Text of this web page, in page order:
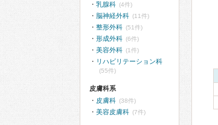
乳腺科 (4件)
脳神経外科 (11件)
整形外科 (51件)
形成外科 (6件)
美容外科 (1件)
リハビリテーション科
(55件)
皮膚科系
皮膚科 (38件)
美容皮膚科 (7件)